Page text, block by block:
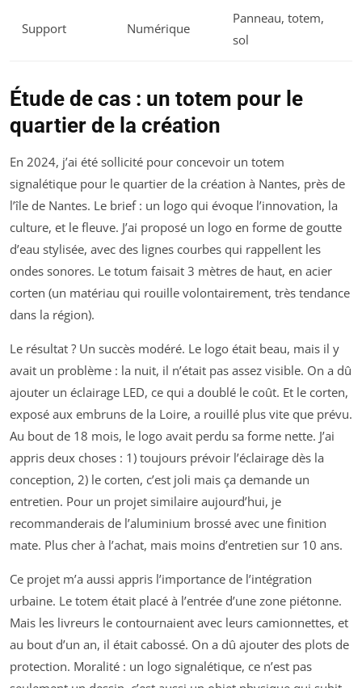
Support Numérique
Panneau, totem,
sol
Étude de cas : un totem pour le
quartier de la création
En 2024, j’ai été sollicité pour concevoir un totem
signalétique pour le quartier de la création à Nantes, près de
l’île de Nantes. Le brief : un logo qui évoque l’innovation, la
culture, et le fleuve. J’ai proposé un logo en forme de goutte
d’eau stylisée, avec des lignes courbes qui rappellent les
ondes sonores. Le totum faisait 3 mètres de haut, en acier
corten (un matériau qui rouille volontairement, très tendance
dans la région).
Le résultat ? Un succès modéré. Le logo était beau, mais il y
avait un problème : la nuit, il n’était pas assez visible. On a dû
ajouter un éclairage LED, ce qui a doublé le coût. Et le corten,
exposé aux embruns de la Loire, a rouillé plus vite que prévu.
Au bout de 18 mois, le logo avait perdu sa forme nette. J’ai
appris deux choses : 1) toujours prévoir l’éclairage dès la
conception, 2) le corten, c’est joli mais ça demande un
entretien. Pour un projet similaire aujourd’hui, je
recommanderais de l’aluminium brossé avec une finition
mate. Plus cher à l’achat, mais moins d’entretien sur 10 ans.
Ce projet m’a aussi appris l’importance de l’intégration
urbaine. Le totem était placé à l’entrée d’une zone piétonne.
Mais les livreurs le contournaient avec leurs camionnettes, et
au bout d’un an, il était cabossé. On a dû ajouter des plots de
protection. Moralité : un logo signalétique, ce n’est pas